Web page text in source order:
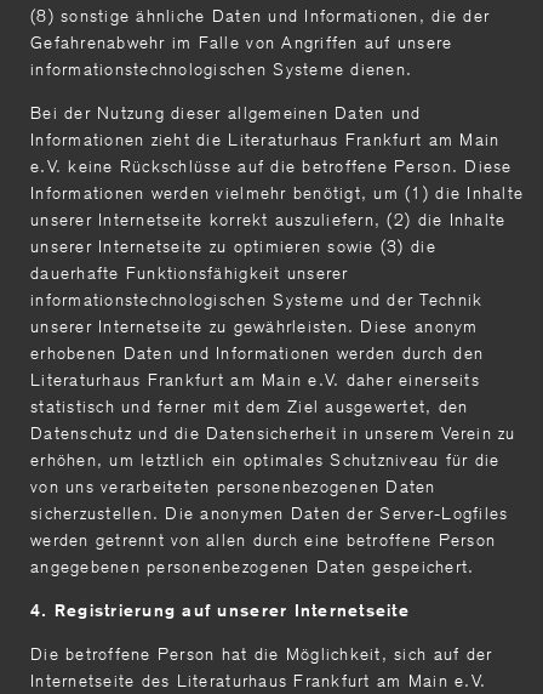
(8) sonstige ähnliche Daten und Informationen, die der
Gefahrenabwehr im Falle von Angriffen auf unsere
informationstechnologischen Systeme dienen.
Bei der Nutzung dieser allgemeinen Daten und
Informationen zieht die Literaturhaus Frankfurt am Main
e.V. keine Rückschlüsse auf die betroffene Person. Diese
Informationen werden vielmehr benötigt, um (1) die Inhalte
unserer Internetseite korrekt auszuliefern, (2) die Inhalte
unserer Internetseite zu optimieren sowie (3) die
dauerhafte Funktionsfähigkeit unserer
informationstechnologischen Systeme und der Technik
unserer Internetseite zu gewährleisten. Diese anonym
erhobenen Daten und Informationen werden durch den
Literaturhaus Frankfurt am Main e.V. daher einerseits
statistisch und ferner mit dem Ziel ausgewertet, den
Datenschutz und die Datensicherheit in unserem Verein zu
erhöhen, um letztlich ein optimales Schutzniveau für die
von uns verarbeiteten personenbezogenen Daten
sicherzustellen. Die anonymen Daten der Server-Logfiles
werden getrennt von allen durch eine betroffene Person
angegebenen personenbezogenen Daten gespeichert.
4. Registrierung auf unserer Internetseite
Die betroffene Person hat die Möglichkeit, sich auf der
Internetseite des Literaturhaus Frankfurt am Main e.V.